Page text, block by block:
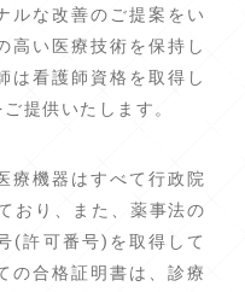
ルな改善のご提案をい
高い医療技術を保持し
は看護師資格を取得し
提供いたします。
療機器はすべて行政院
おり、また、薬事法の
(許可番号)を取得して
の合格証明書は、診療